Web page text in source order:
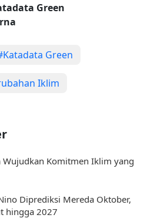
Green
Green
Iklim
Wujudkan Komitmen Iklim yang
Diprediksi Mereda Oktober,
hingga 2027